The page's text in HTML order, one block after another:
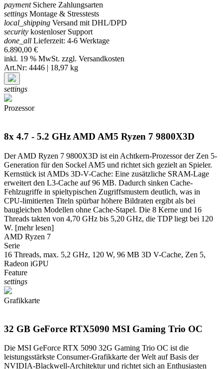
payment Sichere Zahlungsarten
settings Montage & Stresstests
local_shipping Versand mit DHL/DPD
security kostenloser Support
done_all Lieferzeit: 4-6 Werktage
6.890,00 €
inkl. 19 % MwSt. zzgl. Versandkosten
Art.Nr: 4446 | 18,97 kg
settings
Prozessor
8x 4.7 - 5.2 GHz AMD AM5 Ryzen 7 9800X3D
Der AMD Ryzen 7 9800X3D ist ein Achtkern-Prozessor der Zen 5-
Generation für den Sockel AM5 und richtet sich gezielt an Spieler.
Kernstück ist AMDs 3D-V-Cache: Eine zusätzliche SRAM-Lage
erweitert den L3-Cache auf 96 MB. Dadurch sinken Cache-
Fehlzugriffe in spieltypischen Zugriffsmustern deutlich, was in
CPU-limitierten Titeln spürbar höhere Bildraten ergibt als bei
baugleichen Modellen ohne Cache-Stapel. Die 8 Kerne und 16
Threads takten von 4,70 GHz bis 5,20 GHz, die TDP liegt bei 120
W. [mehr lesen]
AMD Ryzen 7
Serie
16 Threads, max. 5,2 GHz, 120 W, 96 MB 3D V-Cache, Zen 5,
Radeon iGPU
Feature
settings
Grafikkarte
32 GB GeForce RTX5090 MSI Gaming Trio OC
Die MSI GeForce RTX 5090 32G Gaming Trio OC ist die
leistungsstärkste Consumer-Grafikkarte der Welt auf Basis der
NVIDIA-Blackwell-Architektur und richtet sich an Enthusiasten